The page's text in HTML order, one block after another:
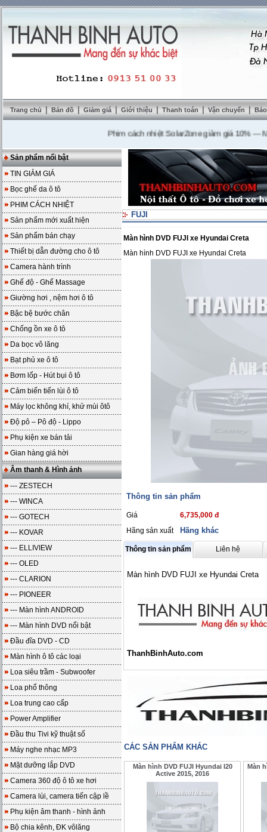
Trang chủ | Bản đồ | Giảm giá | Giới thiệu | Thanh toán | Vận chuyển |
Phim cách nhiệt SolarZone giảm giá 10% ---Mua
Sản phẩm nổi bật
TIN GIẢM GIÁ
Bọc ghế da ô tô
PHIM CÁCH NHIỆT
Sản phẩm mới xuất hiện
Sản phẩm bán chạy
Thiết bị dẫn đường cho ô tô
Camera hành trình
Ghế độ - Ghế Massage
Giường hơi , nệm hơi ô tô
Bậc bệ bước chân
Chống ồn xe ô tô
Da bọc vô lăng
Bạt phủ xe ô tô
Bơm lốp - Hút bụi ô tô
Cảm biến tiến lùi ô tô
Máy lọc không khí, khử mùi ôtô
Độ pô – Pô độ - Lippo
Phụ kiện xe bán tải
Gian hàng giá hời
Âm thanh & Hình ảnh
--- ZESTECH
--- WINCA
--- GOTECH
--- KOVAR
--- ELLIVIEW
--- OLED
--- CLARION
--- PIONEER
--- Màn hình ANDROID
--- Màn hình DVD nổi bật
Đầu đĩa DVD - CD
Màn hình ô tô các loại
Loa siêu trầm - Subwoofer
Loa phổ thông
Loa trung cao cấp
Power Amplifier
Đầu thu Tivi kỹ thuật số
Máy nghe nhạc MP3
Mặt dưỡng lắp DVD
Camera 360 độ ô tô xe hơi
Camera lùi, camera tiến cập lề
Phụ kiện âm thanh - hình ảnh
Bộ chia kênh, ĐK vôlăng
FUJI
Màn hình DVD FUJI xe Hyundai Creta
Màn hình DVD FUJI xe Hyundai Creta
Thông tin sản phẩm
Giá
6,735,000 đ
Hãng sản xuất
Hãng khác
Thông tin sản phẩm Liên hệ
Màn hình DVD FUJI xe Hyundai Creta
ThanhBinhAuto.com
CÁC SẢN PHẨM KHÁC
Màn hình DVD FUJI Hyundai I20
Active 2015, 2016
Màn